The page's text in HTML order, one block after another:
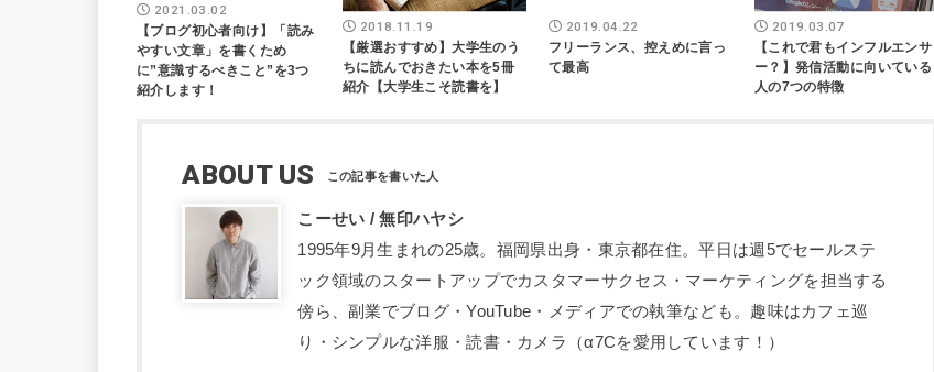
2021.03.02
【ブログ初心者向け】「読み
やすい文章」を書くため
に”意識するべきこと”を3つ
紹介します！
2018.11.19
【厳選おすすめ】大学生のう
ちに読んでおきたい本を5冊
紹介【大学生こそ読書を】
2019.04.22
フリーランス、控えめに言っ
て最高
2019.03.07
【これで君もインフルエンサ
ー？】発信活動に向いている
人の7つの特徴
ABOUT US
こーせい / 無印ハヤシ
1995年9月生まれの25歳。福岡県出身・東京都在住。平日は週5でセールステ
ック領域のスタートアップでカスタマーサクセス・マーケティングを担当する
傍ら、副業でブログ・YouTube・メディアでの執筆なども。趣味はカフェ巡
り・シンプルな洋服・読書・カメラ（α7Cを愛用しています！）